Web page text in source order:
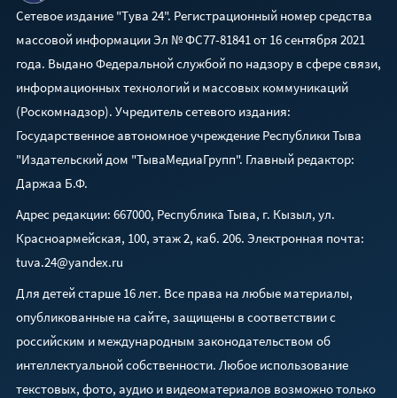
Сетевое издание "Тува 24". Регистрационный номер средства
массовой информации Эл № ФС77-81841 от 16 сентября 2021
года. Выдано Федеральной службой по надзору в сфере связи,
информационных технологий и массовых коммуникаций
(Роскомнадзор). Учредитель сетевого издания:
Государственное автономное учреждение Республики Тыва
"Издательский дом "ТываМедиаГрупп". Главный редактор:
Даржаа Б.Ф.
Адрес редакции: 667000, Республика Тыва, г. Кызыл, ул.
Красноармейская, 100, этаж 2, каб. 206. Электронная почта:
tuva.24@yandex.ru
Для детей старше 16 лет. Все права на любые материалы,
опубликованные на сайте, защищены в соответствии с
российским и международным законодательством об
интеллектуальной собственности. Любое использование
текстовых, фото, аудио и видеоматериалов возможно только